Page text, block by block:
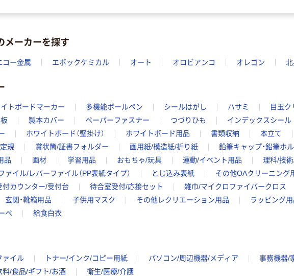
メーカーを探す
コー金属 エポックケミカル オート オロビアンコ オレゴン
トボードマーカー 多機能ボールペン シールはがし ハサミ 目玉ク
製本カバー ペーパーファスナー つづりひも インデックスシール
ホワイトボード（壁掛け） ホワイトボード用品 書類収納 本立て
定規 賞状筒/証書フォルダー 画用紙/模造紙/折り紙 鉛筆キャップ・鉛筆ホ
品 画材 学習用品 おもちゃ/玩具 運動/イベント用品 理科/技
ァイル/レバーファイル（PP表紙タイプ） とじ込み表紙 その他OAクリーニング
付カウンター/受付台 待合室受付/応接セット 雑巾/マイクロファイバークロス
玄関・靴箱用品 子供用マスク その他レクリエーション用品 ラッピング用
ペ 給食白衣
ァイル トナー/インク/コピー用紙 パソコン/周辺機器/メディア 事務機器/
料/食品/ギフト/お酒 衛生/医療/介護